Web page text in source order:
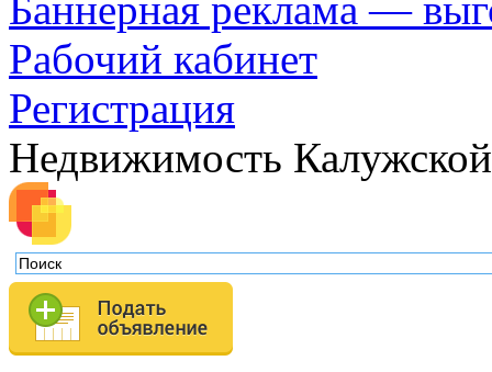
Рабочий кабинет
Регистрация
Недвижимость